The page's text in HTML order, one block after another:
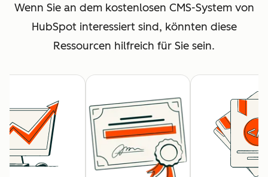
Wenn Sie an dem kostenlosen CMS-System von
HubSpot interessiert sind, könnten diese
Ressourcen hilfreich für Sie sein.